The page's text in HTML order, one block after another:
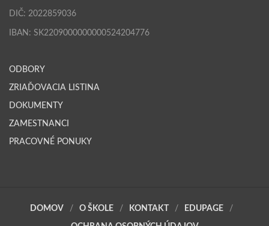
DIČ: 2022859036
IBAN: SK2209000000000524204776
ODBORY
ZRIAĎOVACIA LISTINA
DOKUMENTY
ZAMESTNANCI
PRACOVNÉ PONUKY
DOMOV O ŠKOLE KONTAKT EDUPAGE